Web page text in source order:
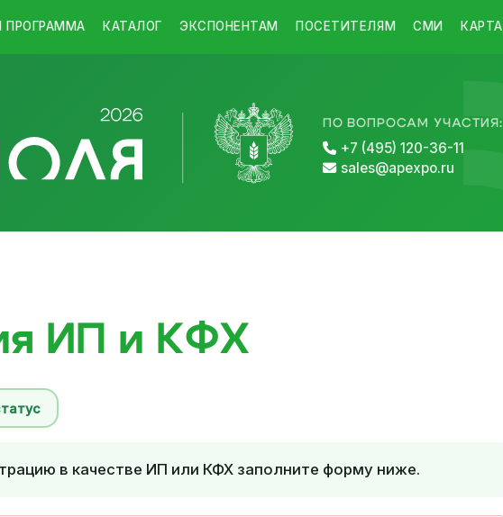
ПРОГРАММА КАТАЛОГ ЭКСПОНЕНТАМ ПОСЕТИТЕЛЯМ СМИ КАРТА
ПО ВОПРОСАМ УЧАСТИЯ:
+7 (495) 120-36-11
sales@apexpo.ru
ИП и КФХ
в качестве ИП или КФХ заполните форму ниже.